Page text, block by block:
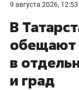
9 августа 2026, 12:53
В
в
и град